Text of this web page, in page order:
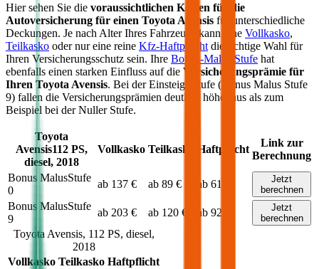
Hier sehen Sie die voraussichtlichen Kosten für die
Autoversicherung für einen Toyota Avensis für unterschiedliche
Deckungen. Je nach Alter Ihres Fahrzeugs kann eine Vollkasko,
Teilkasko oder nur eine reine Kfz-Haftpflicht die richtige Wahl für
Ihren Versicherungsschutz sein. Ihre Bonus-Malus Stufe hat
ebenfalls einen starken Einfluss auf die Versicherungsprämie für
Ihren Toyota Avensis. Bei der Einsteigerstufe (Bonus Malus Stufe
9) fallen die Versicherungsprämien deutlich höher aus als zum
Beispiel bei der Nuller Stufe.
Toyota
Avensis112PS,
diesel, 2018
Vollkasko Teilkasko Haftpflicht
Link zur
Berechnung
Bonus MalusStufe
0
ab 137 € ab 89 € ab 61 €
Jetzt
berechnen
Bonus MalusStufe
9
ab 203 € ab 120 € ab 92 €
Jetzt
berechnen
Toyota Avensis, 112 PS, diesel,
2018
Vollkasko Teilkasko Haftpflicht